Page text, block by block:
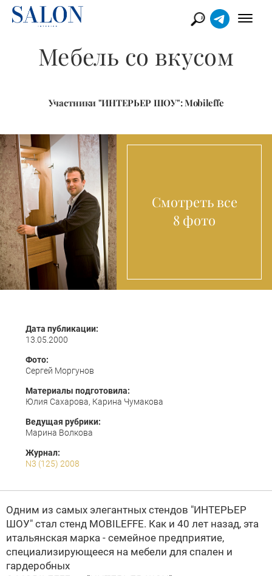
Мебель со вкусом
Участники "ИНТЕРЬЕР ШОУ": Mobileffe
Смотреть все
8 фото
Дата публикации:
13.05.2000
Фото:
Сергей Моргунов
Материалы подготовила:
Юлия Сахарова, Карина Чумакова
Ведущая рубрики:
Марина Волкова
Журнал:
N3 (125) 2008
Одним из самых элегантных стендов "ИНТЕРЬЕР
ШОУ" стал стенд MOBILEFFE. Как и 40 лет назад, эта
итальянская марка - семейное предприятие,
специализирующееся на мебели для спален и
гардеробных